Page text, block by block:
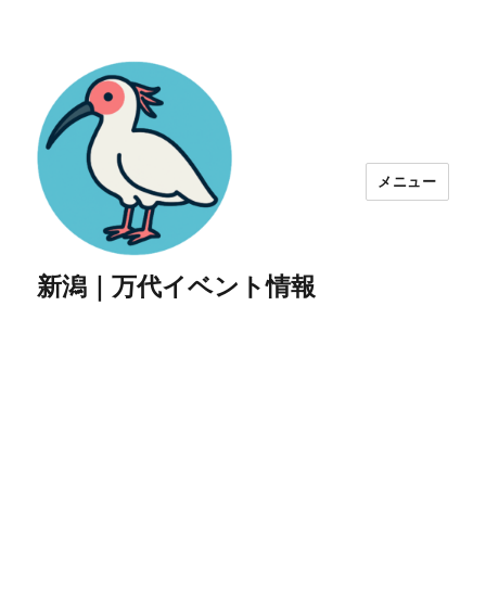
新潟｜万代イベント情報
メニュー